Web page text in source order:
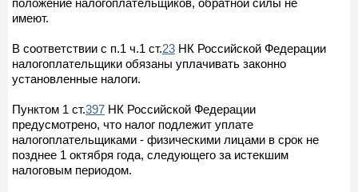
имеют.
В соответствии с п.1 ч.1 ст.23 НК Российской Федерации
налогоплательщики обязаны уплачивать законно
установленные налоги.
Пунктом 1 ст.397 НК Российской Федерации
предусмотрено, что налог подлежит уплате
налогоплательщиками - физическими лицами в срок не
позднее 1 октября года, следующего за истекшим
налоговым периодом.